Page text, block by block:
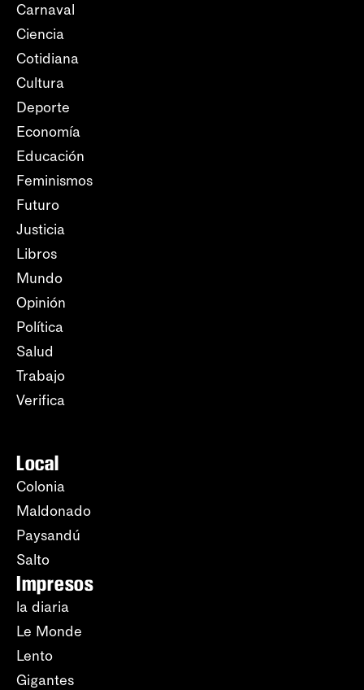
Carnaval
Ciencia
Cotidiana
Cultura
Deporte
Economía
Educación
Feminismos
Futuro
Justicia
Libros
Mundo
Opinión
Política
Salud
Trabajo
Verifica
Local
Colonia
Maldonado
Paysandú
Salto
Impresos
la diaria
Le Monde
Lento
Gigantes